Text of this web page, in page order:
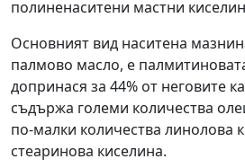
полиненаситени мастни
Основният вид наситена
палмово масло, е
допринася за 44% от неговите
съдържа големи количества
по-малки количества линолова
стеаринова киселина.